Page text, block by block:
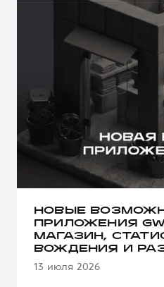
НОВЫЕ
ПРИЛОЖЕНИЯ
МАГАЗИН,
ВОЖДЕНИЯ И
13 июля 2026